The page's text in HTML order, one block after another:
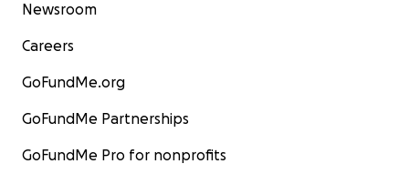
Newsroom
Careers
GoFundMe.org
GoFundMe Partnerships
GoFundMe Pro for nonprofits